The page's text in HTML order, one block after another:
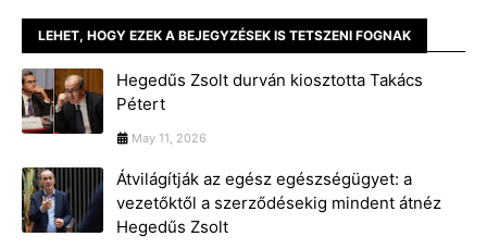
LEHET, HOGY EZEK A BEJEGYZÉSEK IS TETSZENI FOGNAK
Hegedűs Zsolt durván kiosztotta Takács
Pétert
May 11, 2026
Átvilágítják az egész egészségügyet: a
vezetőktől a szerződésekig mindent átnéz
Hegedűs Zsolt